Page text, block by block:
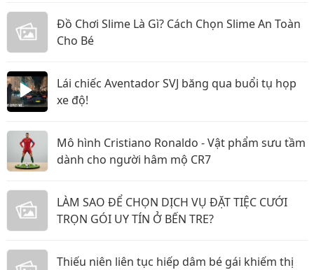
Đồ Chơi Slime Là Gì? Cách Chọn Slime An Toàn
Cho Bé
Lái chiếc Aventador SVJ băng qua buổi tụ họp
xe độ!
Mô hình Cristiano Ronaldo - Vật phẩm sưu tầm
dành cho người hâm mộ CR7
LÀM SAO ĐỂ CHỌN DỊCH VỤ ĐẶT TIỆC CƯỚI
TRỌN GÓI UY TÍN Ở BẾN TRE?
Thiếu niên liên tục hiếp dâm bé gái khiếm thị